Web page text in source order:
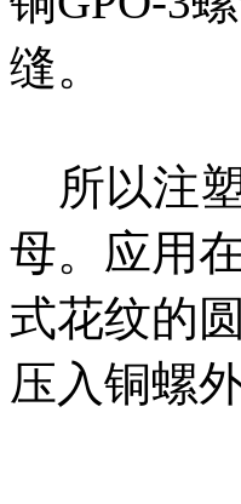
缝。
所以注塑
母。应用
式花纹的
压入铜螺